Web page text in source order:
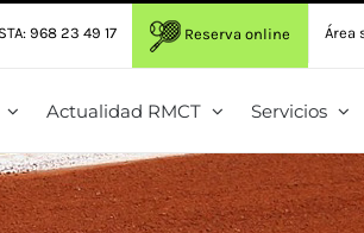
968 23 49 17 Reserva online Área
Actualidad RMCT Servicios